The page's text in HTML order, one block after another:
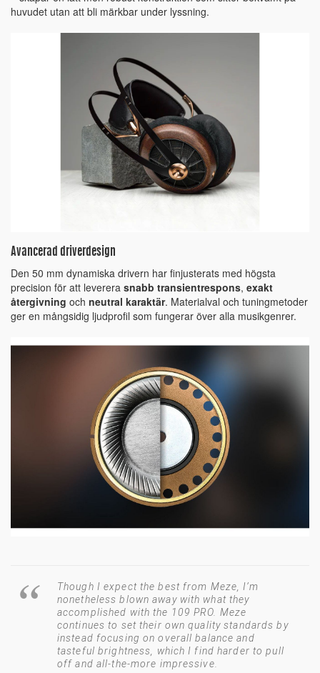
huvudet utan att bli märkbar under lyssning.
Avancerad driverdesign
Den 50 mm dynamiska drivern har finjusterats med högsta
precision för att leverera snabb transientrespons, exakt
återgivning och neutral karaktär. Materialval och tuningmetoder
ger en mångsidig ljudprofil som fungerar över alla musikgenrer.
Though I expect the best from Meze, I’m
nonetheless blown away with what they
accomplished with the 109 PRO. Meze
continues to set their own quality standards by
instead focusing on overall balance and
tasteful brightness, which I find harder to pull
off and all-the-more impressive.